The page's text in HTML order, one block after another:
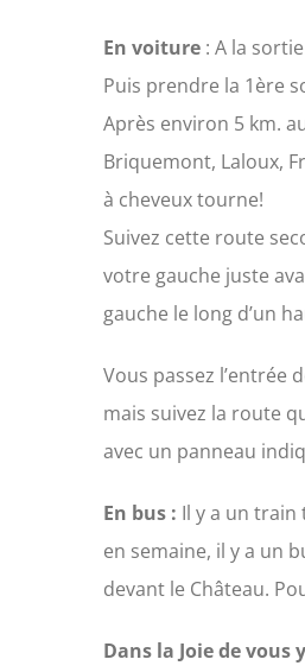
En voiture: A la
Puis prendre la 1ère
Après environ 5 km.
Briquemont, Laloux,
à cheveux tourne!
Suivez cette route
votre gauche juste
gauche le long d’un
Vous passez l’entrée
mais suivez la route
avec un panneau
En bus : Il y a un train
en semaine, il y a un
devant le Château.
Dans la Joie de vous